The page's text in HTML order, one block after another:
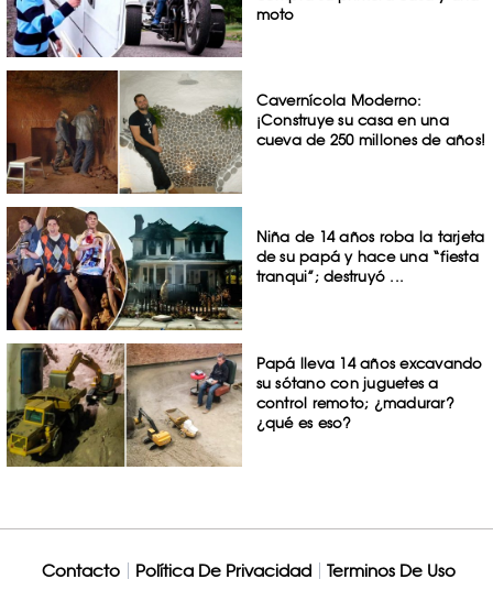
moto
Cavernícola Moderno:
¡Construye su casa en una
cueva de 250 millones de años!
Niña de 14 años roba la tarjeta
de su papá y hace una “fiesta
tranqui”; destruyó ...
Papá lleva 14 años excavando
su sótano con juguetes a
control remoto; ¿madurar?
¿qué es eso?
Contacto Política De Privacidad Terminos De Uso